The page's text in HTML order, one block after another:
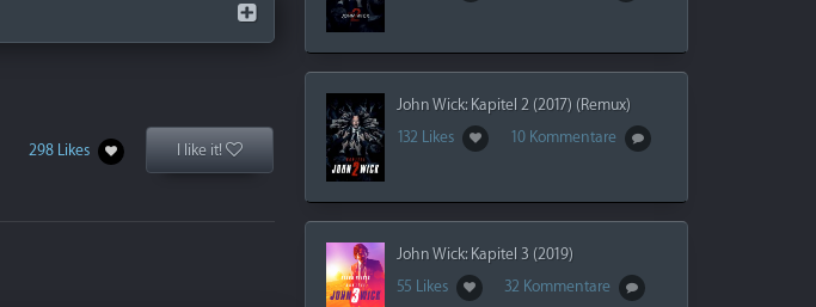
298 Likes I like it!
John Wick: Kapitel 2 (2017) (Remux)
132 Likes
10 Kommentare
John Wick: Kapitel 3 (2019)
55 Likes
32 Kommentare